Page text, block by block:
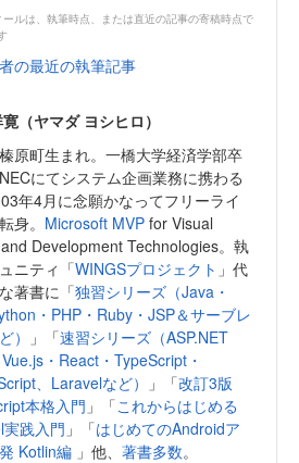
ルは、執筆時点、または直近の記事の寄稿時点で
の最近の執筆記事
（ヤマダ ヨシヒロ）
原町生まれ。一橋大学経済学部卒
にてシステム企画業務に携わる
年4月に念願かなってフリーライ
身。 Microsoft MVP for Visual
Development Technologies。執
ニティ「WINGSプロジェクト 」代
著書に「独習シリーズ（Java・
・PHP・Ruby・JSP＆サーブレ
）
」「速習シリーズ（ASP.NET
・React・TypeScript・
、Laravelなど）
」「改訂3版
本格入門 」「これからはじめる
践入門 」「はじめてのAndroidア
Kotlin編 」他、 著書多数。